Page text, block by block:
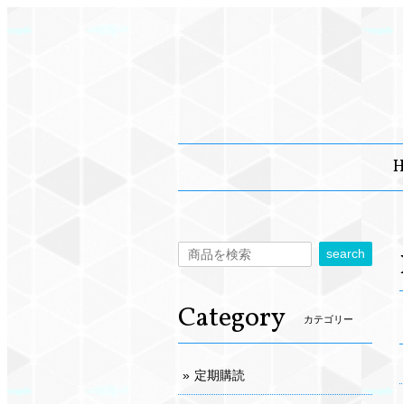
search
Category カテゴリー
定期購読